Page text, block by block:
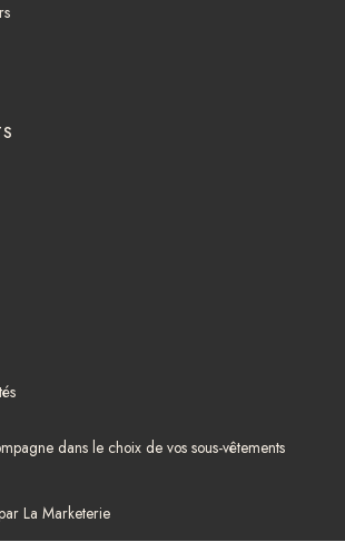
dans le choix de vos sous-vêtements
La Marketerie